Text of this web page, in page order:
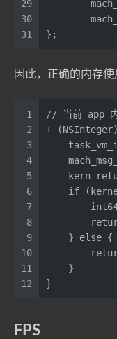
29
30
31
};
因此，正确的内存
1
2
3
4
5
6
7
8
9
10
11
12
// 当前 app
+
if
    } else {
    }
}
FPS